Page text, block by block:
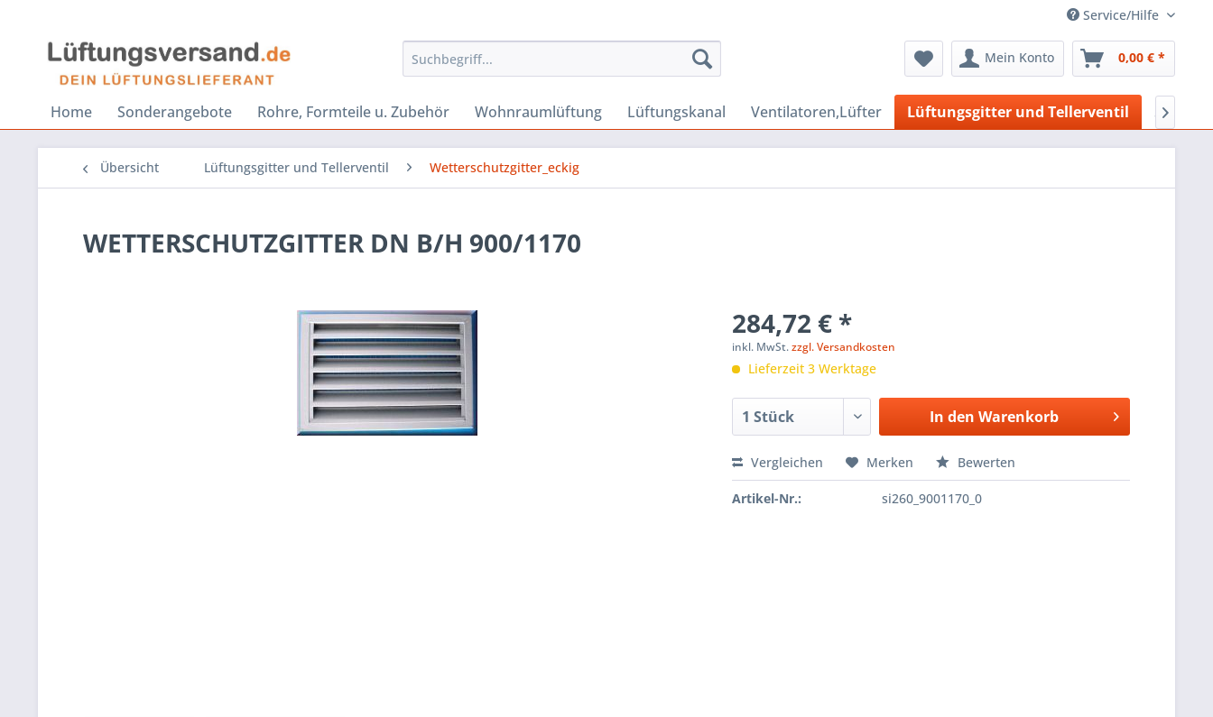
Service/Hilfe
Mein Konto 0,00 € *
Home Sonderangebote Rohre, Formteile u. Zubehör Wohnraumlüftung Lüftungskanal Ventilatoren,Lüfter Lüftungsgitter und Tellerventil 
Übersicht Lüftungsgitter und Tellerventil Wetterschutzgitter_eckig
WETTERSCHUTZGITTER DN B/H 900/1170
284,72 € *
inkl. MwSt.zzgl. Versandkosten
Lieferzeit 3 Werktage
In den Warenkorb
Vergleichen Merken Bewerten
Artikel-Nr.: si260_9001170_0